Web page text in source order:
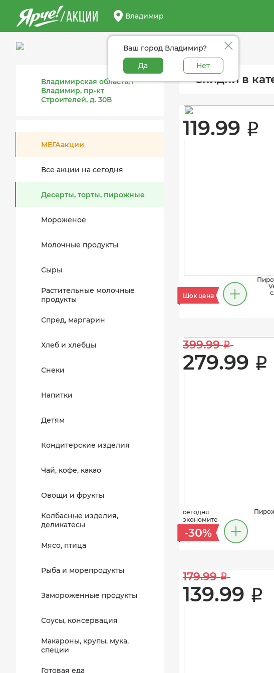
/АКЦИИ Владимир
Ваш город Владимир?
Да
Нет
Владимирская область, г
Владимир, пр-кт
Строителей, д. 30В
МЕГАакции
Все акции на сегодня
Десерты, торты, пирожные
Мороженое
Молочные продукты
Сыры
Растительные молочные
продукты
Спред, маргарин
Хлеб и хлебцы
Снеки
Напитки
Детям
Кондитерские изделия
Чай, кофе, какао
Овощи и фрукты
Колбасные изделия,
деликатесы
Мясо, птица
Рыба и морепродукты
Замороженные продукты
Соусы, консервация
Макароны, крупы, мука,
специи
Готовая еда
Скидки в
119.99 i
Шок цена
399.99 i
279.99 i
сегодня
экономите
-30%
179.99 i
139.99 i